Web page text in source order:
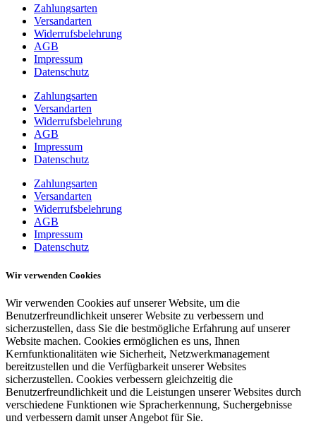
Zahlungsarten
Versandarten
Widerrufsbelehrung
AGB
Impressum
Datenschutz
Zahlungsarten
Versandarten
Widerrufsbelehrung
AGB
Impressum
Datenschutz
Zahlungsarten
Versandarten
Widerrufsbelehrung
AGB
Impressum
Datenschutz
Wir verwenden Cookies
Wir verwenden Cookies auf unserer Website, um die
Benutzerfreundlichkeit unserer Website zu verbessern und
sicherzustellen, dass Sie die bestmögliche Erfahrung auf unserer
Website machen. Cookies ermöglichen es uns, Ihnen
Kernfunktionalitäten wie Sicherheit, Netzwerkmanagement
bereitzustellen und die Verfügbarkeit unserer Websites
sicherzustellen. Cookies verbessern gleichzeitig die
Benutzerfreundlichkeit und die Leistungen unserer Websites durch
verschiedene Funktionen wie Spracherkennung, Suchergebnisse
und verbessern damit unser Angebot für Sie.